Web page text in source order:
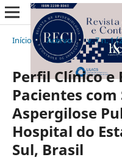
Início / Acervo / v. 7 n. 1
Perfil Clínico e
Pacientes
Aspergilose
Hospital do
Sul, Brasil